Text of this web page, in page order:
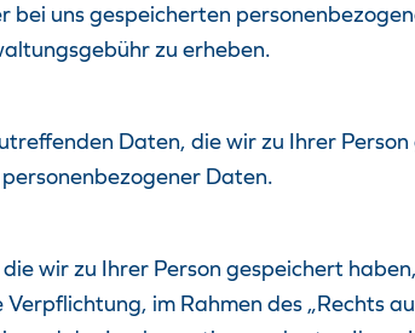
bei uns gespeicherten
zu erheben.
Daten, die wir zu Ihrer
Daten.
wir zu Ihrer Person gespeichert
im Rahmen des „Rechts